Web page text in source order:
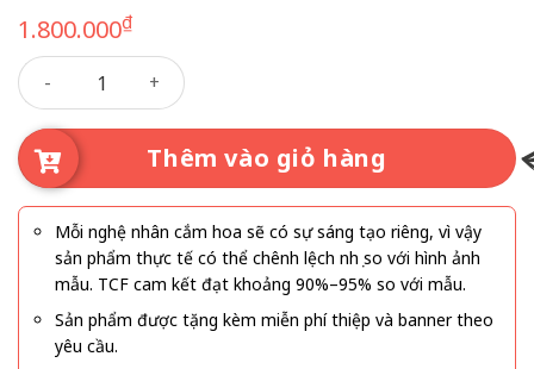
1.800.000₫
Giỏ trái cây 24 số lượng
Thêm vào giỏ hàng
Mỗi nghệ nhân cắm hoa sẽ có sự sáng tạo riêng, vì vậy
sản phẩm thực tế có thể chênh lệch nhẹ so với hình ảnh
mẫu. TCF cam kết đạt khoảng 90%–95% so với mẫu.
Sản phẩm được tặng kèm miễn phí thiệp và banner theo
yêu cầu.